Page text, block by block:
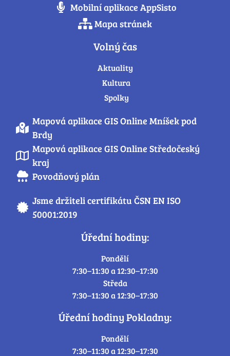
Mobilní aplikace AppSisto
Mapa stránek
Volný čas
Aktuality
Kultura
Spolky
Mapová aplikace GIS Online Mníšek pod
Brdy
Mapová aplikace GIS Online Středočeský
kraj
Povodňový plán
Jsme držiteli certifikátu ČSN EN ISO
50001:2019
Úřední hodiny:
Pondělí
7:30–11:30 a 12:30–17:30
Středa
7:30–11:30 a 12:30–17:30
Úřední hodiny Pokladny:
Pondělí
7:30–11:30 a 12:30–17:30